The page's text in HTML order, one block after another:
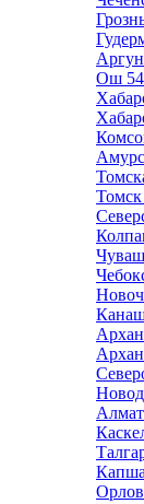
Аргун
Ош
Томск